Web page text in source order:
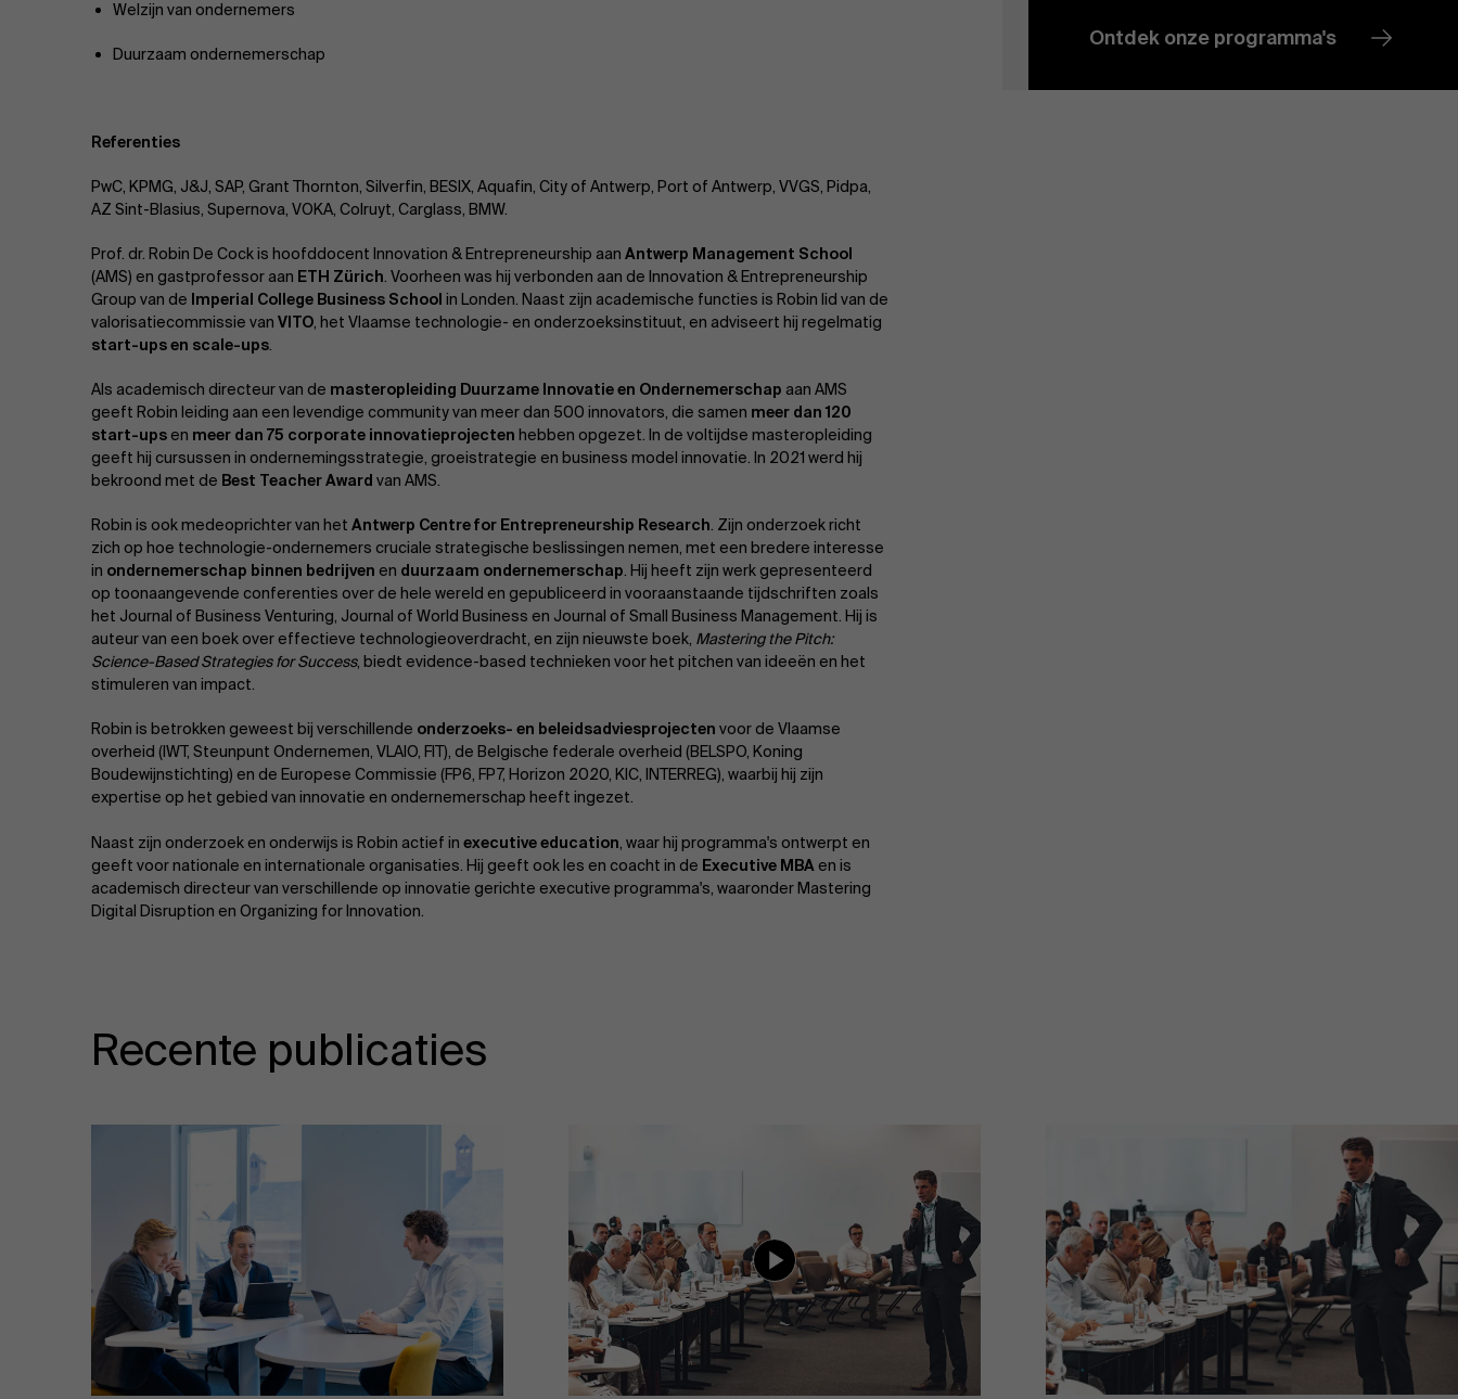
Over Antwerp Management School
Duurzaamheid op AMS
Welzijn van ondernemers
Duurzaam ondernemerschap
Referenties
PwC, KPMG, J&J, SAP, Grant Thornton, Silverfin, BESIX, Aquafin, City of Antwerp, Port of Antwerp, VVGS, Pidpa,
AZ Sint-Blasius, Supernova, VOKA, Colruyt, Carglass, BMW.
Prof. dr. Robin De Cock is hoofddocent Innovation & Entrepreneurship aan Antwerp Management School
(AMS) en gastprofessor aan ETH Zürich. Voorheen was hij verbonden aan de Innovation & Entrepreneurship
Group van de Imperial College Business School in Londen. Naast zijn academische functies is Robin lid van de
valorisatiecommissie van VITO, het Vlaamse technologie- en onderzoeksinstituut, en adviseert hij regelmatig
start-ups en scale-ups.
Als academisch directeur van de masteropleiding Duurzame Innovatie en Ondernemerschap aan AMS
geeft Robin leiding aan een levendige community van meer dan 500 innovators, die samen meer dan 120
start-upsen meer dan 75 corporate innovatieprojecten hebben opgezet. In de voltijdse masteropleiding
geeft hij cursussen in ondernemingsstrategie, groeistrategie en business model innovatie. In 2021 werd hij
bekroond met de Best Teacher Award van AMS.
Robin is ook medeoprichter van het Antwerp Centre for Entrepreneurship Research. Zijn onderzoek richt
zich op hoe technologie-ondernemers cruciale strategische beslissingen nemen, met een bredere interesse
in ondernemerschap binnen bedrijven en duurzaam ondernemerschap. Hij heeft zijn werk gepresenteerd
op toonaangevende conferenties over de hele wereld en gepubliceerd in vooraanstaande tijdschriften zoals
het Journal of Business Venturing, Journal of World Business en Journal of Small Business Management. Hij is
auteur van een boek over effectieve technologieoverdracht, en zijn nieuwste boek, Mastering the Pitch:
Science-Based Strategies for Success, biedt evidence-based technieken voor het pitchen van ideeën en het
stimuleren van impact.
Robin is betrokken geweest bij verschillende onderzoeks- en beleidsadviesprojecten voor de Vlaamse
overheid (IWT, Steunpunt Ondernemen, VLAIO, FIT), de Belgische federale overheid (BELSPO, Koning
Boudewijnstichting) en de Europese Commissie (FP6, FP7, Horizon 2020, KIC, INTERREG), waarbij hij zijn
expertise op het gebied van innovatie en ondernemerschap heeft ingezet.
Naast zijn onderzoek en onderwijs is Robin actief in executive education, waar hij programma's ontwerpt en
geeft voor nationale en internationale organisaties. Hij geeft ook les en coacht in de Executive MBAen is
academisch directeur van verschillende op innovatie gerichte executive programma's, waaronder Mastering
Digital Disruption en Organizing for Innovation.
Ontdek onze programma's
Recente publicaties